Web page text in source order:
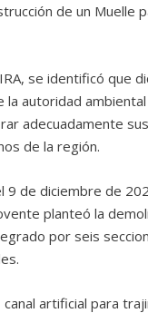
de un Muelle
se identificó que
autoridad
adecuadamente
de la región.
9 de diciembre de
planteó la
por seis
artificial para